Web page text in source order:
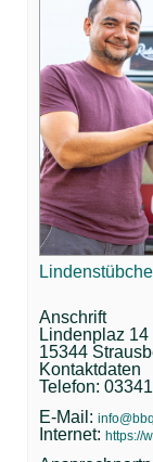
Anschrift
Lindenplaz 14
15344
Kontaktdaten
Telefon:
E-Mail:
Internet: https://